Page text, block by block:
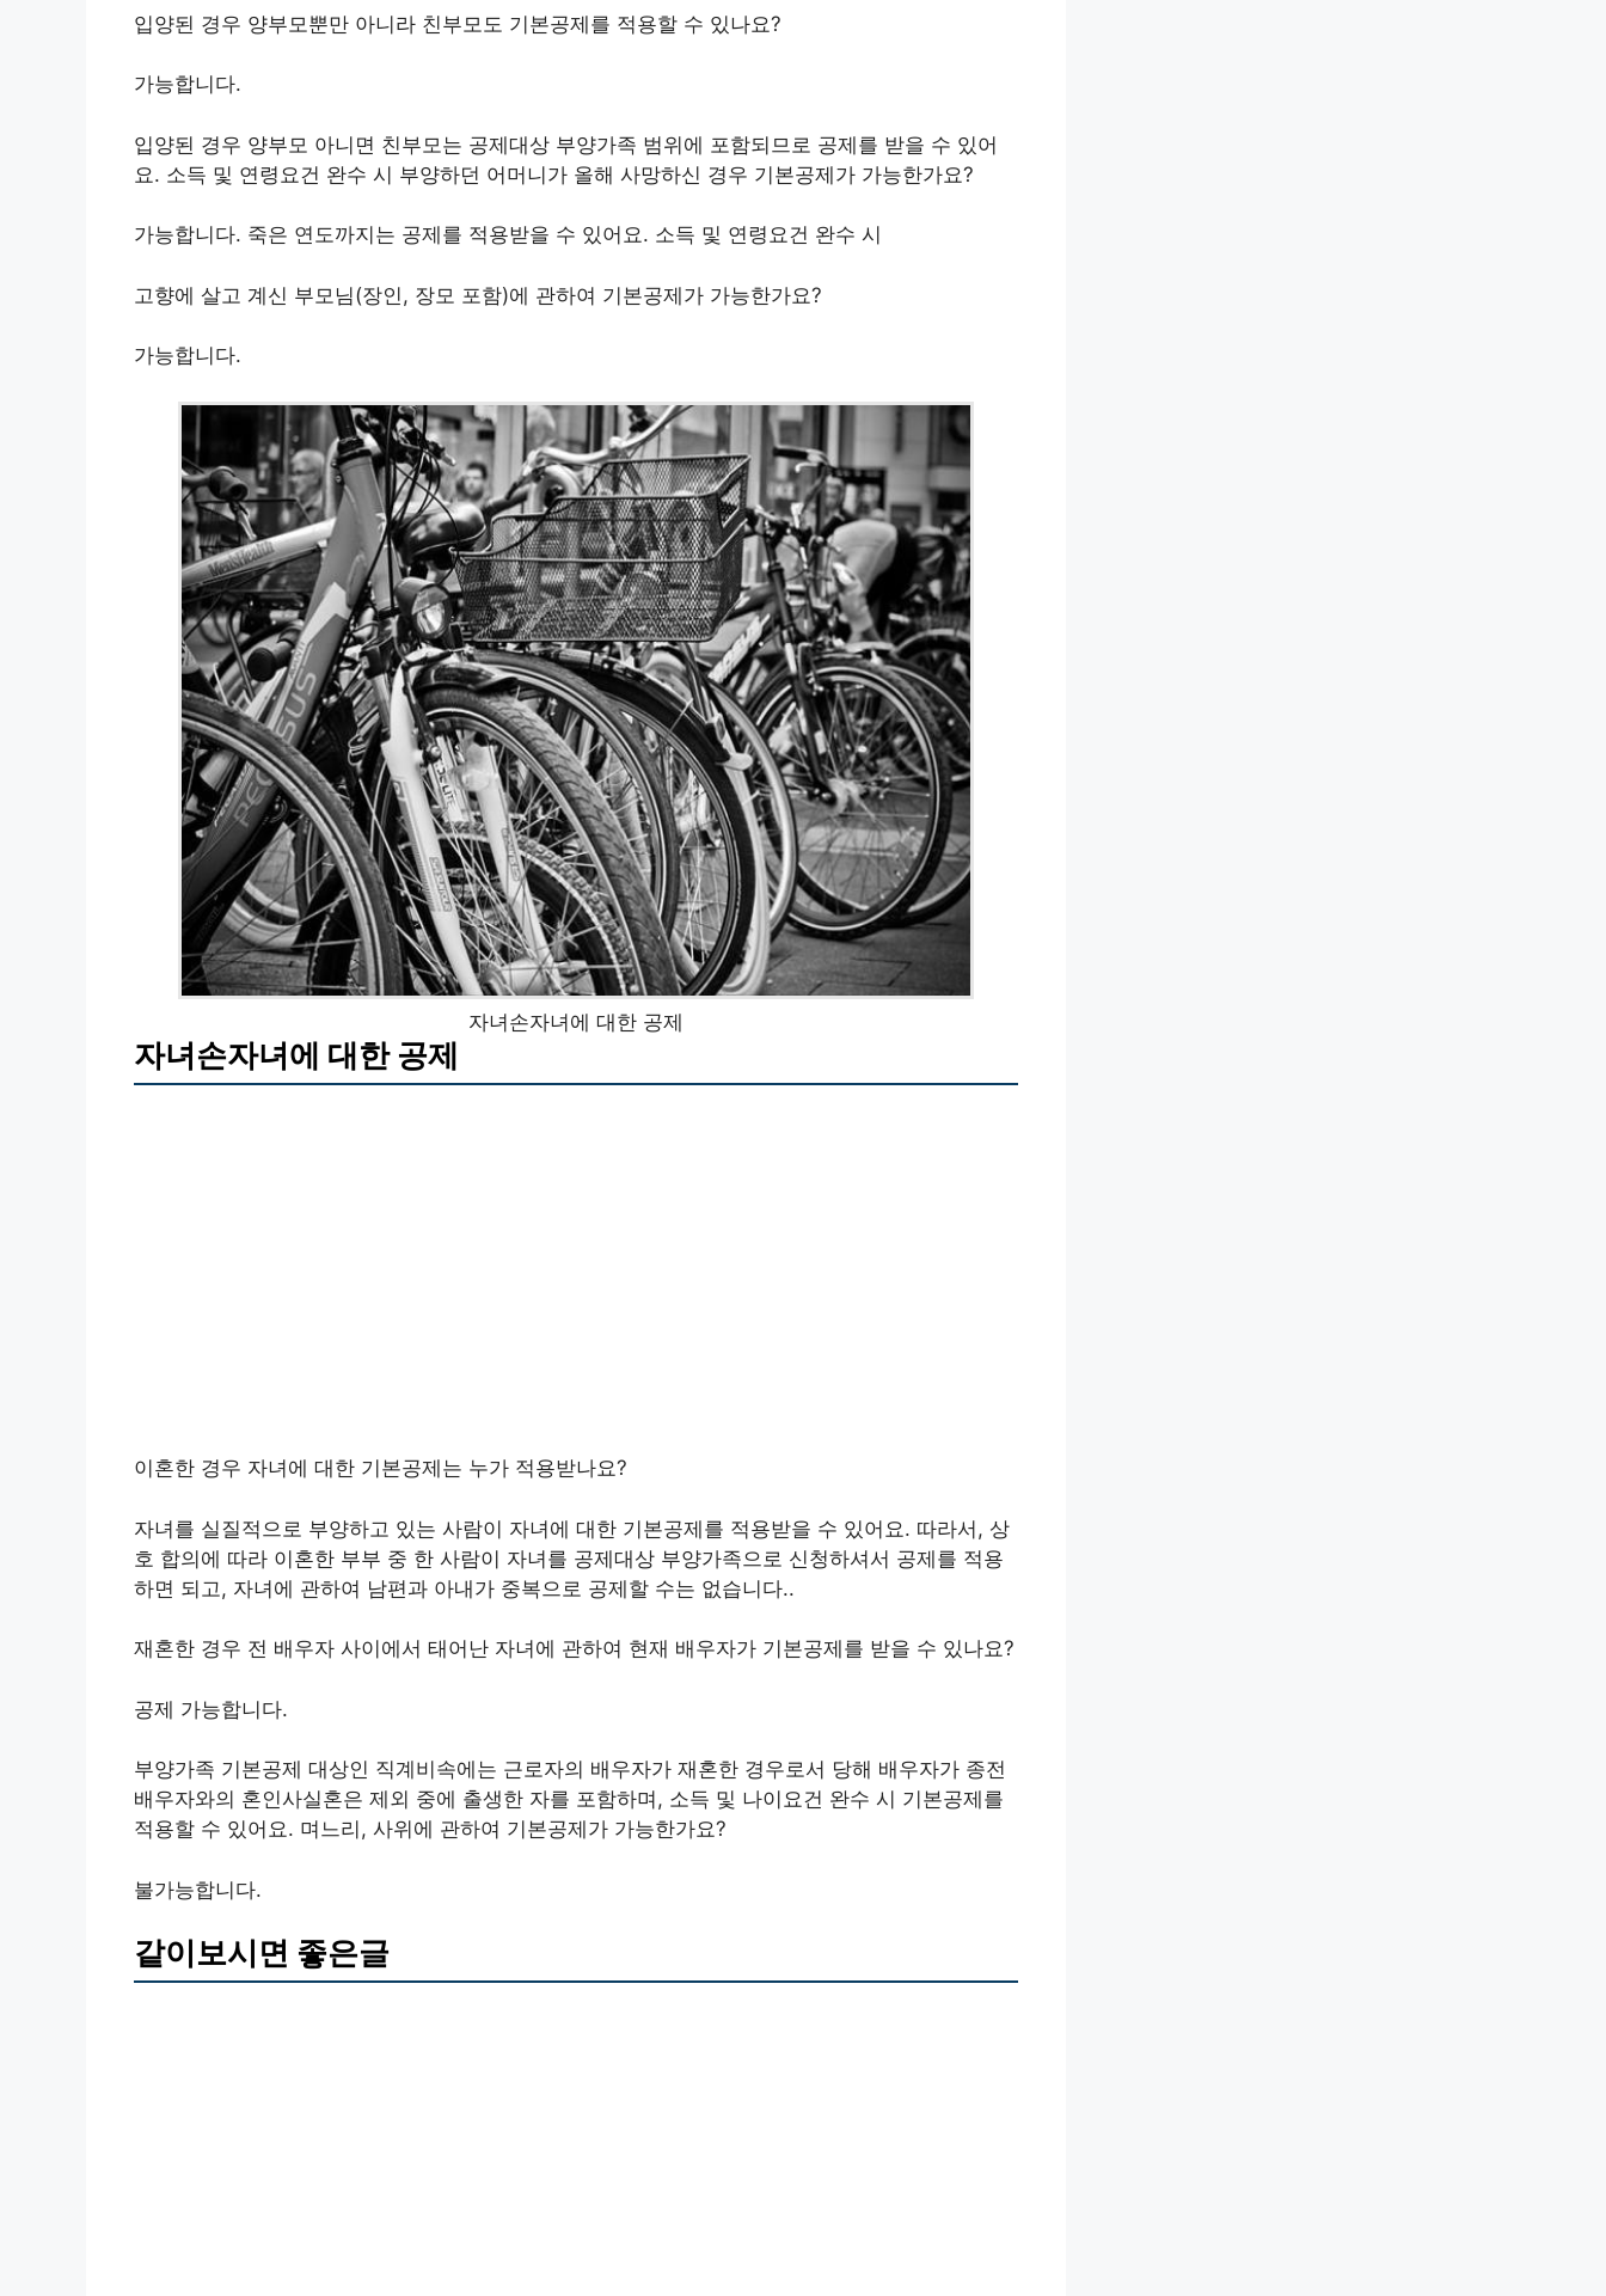
입양된 경우 양부모뿐만 아니라 친부모도 기본공제를 적용할 수 있나요?
가능합니다.
입양된 경우 양부모 아니면 친부모는 공제대상 부양가족 범위에 포함되므로 공제를 받을 수 있어
요. 소득 및 연령요건 완수 시 부양하던 어머니가 올해 사망하신 경우 기본공제가 가능한가요?
가능합니다. 죽은 연도까지는 공제를 적용받을 수 있어요. 소득 및 연령요건 완수 시
고향에 살고 계신 부모님(장인, 장모 포함)에 관하여 기본공제가 가능한가요?
가능합니다.
자녀손자녀에 대한 공제
자녀손자녀에 대한 공제
이혼한 경우 자녀에 대한 기본공제는 누가 적용받나요?
자녀를 실질적으로 부양하고 있는 사람이 자녀에 대한 기본공제를 적용받을 수 있어요. 따라서, 상
호 합의에 따라 이혼한 부부 중 한 사람이 자녀를 공제대상 부양가족으로 신청하셔서 공제를 적용
하면 되고, 자녀에 관하여 남편과 아내가 중복으로 공제할 수는 없습니다..
재혼한 경우 전 배우자 사이에서 태어난 자녀에 관하여 현재 배우자가 기본공제를 받을 수 있나요?
공제 가능합니다.
부양가족 기본공제 대상인 직계비속에는 근로자의 배우자가 재혼한 경우로서 당해 배우자가 종전
배우자와의 혼인사실혼은 제외 중에 출생한 자를 포함하며, 소득 및 나이요건 완수 시 기본공제를
적용할 수 있어요. 며느리, 사위에 관하여 기본공제가 가능한가요?
불가능합니다.
같이보시면 좋은글